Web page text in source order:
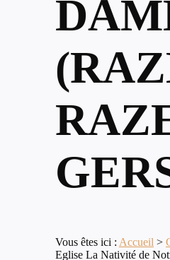
Vous êtes ici : Accueil >
Eglise La Nativité de